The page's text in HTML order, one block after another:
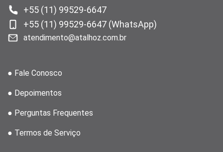
+55 (11) 99529-6647
+55 (11) 99529-6647 (WhatsApp)
atendimento@atalhoz.com.br
● Fale Conosco
● Depoimentos
● Perguntas Frequentes
● Termos de Serviço